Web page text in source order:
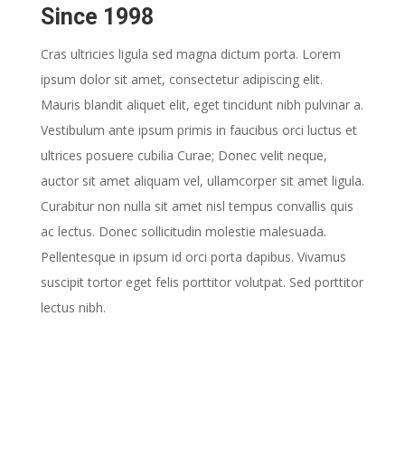
Since 1998
Cras ultricies ligula sed magna dictum porta. Lorem
ipsum dolor sit amet, consectetur adipiscing elit.
Mauris blandit aliquet elit, eget tincidunt nibh pulvinar a.
Vestibulum ante ipsum primis in faucibus orci luctus et
ultrices posuere cubilia Curae; Donec velit neque,
auctor sit amet aliquam vel, ullamcorper sit amet ligula.
Curabitur non nulla sit amet nisl tempus convallis quis
ac lectus. Donec sollicitudin molestie malesuada.
Pellentesque in ipsum id orci porta dapibus. Vivamus
suscipit tortor eget felis porttitor volutpat. Sed porttitor
lectus nibh.